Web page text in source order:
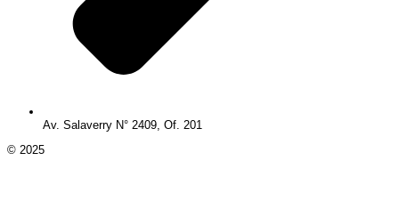
Av. Salaverry N° 2409, Of. 201
© 2025